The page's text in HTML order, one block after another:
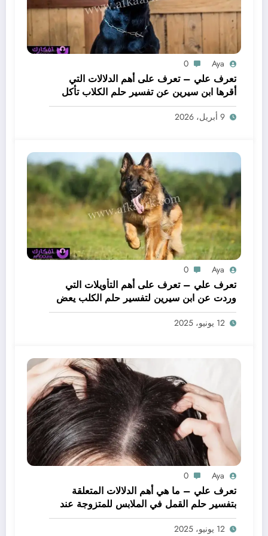
Aya
0
تعرف علي – تعرف على أهم الدلالات التي
أقرها ابن سيرين عن تفسير حلم الكلاب تأكل
لحم – بالتفصيل
9 أبريل، 2026
Aya
0
تعرف علي – تعرف على أهم التأويلات التي
وردت عن ابن سيرين لتفسير حلم الكلب يعض
يدي – بالتفصيل
12 يونيو، 2025
Aya
0
تعرف علي – ما هي أهم الدلالات المتعلقة
بتفسير حلم القمل في الملابس للمتزوجة عند
ابن سيرين؟ – بالتفصيل
12 يونيو، 2025